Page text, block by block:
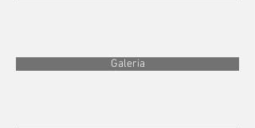
Galeria